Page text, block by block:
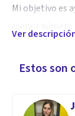
Mi objetivo es
y eficiente,
Mi deseo es
al
Ver
Estos son